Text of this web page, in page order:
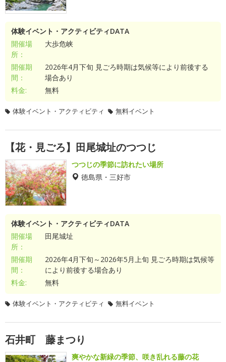
体験イベント・アクティビティDATA
開催場
所：
大歩危峡
開催期
間：
2026年4月下旬 見ごろ時期は気候等により前後する
場合あり
料金:
無料
体験イベント・アクティビティ 無料イベント
【花・見ごろ】田尾城址のつつじ
つつじの季節に訪れたい場所
徳島県・三好市
体験イベント・アクティビティDATA
開催場
所：
田尾城址
開催期
間：
2026年4月下旬～2026年5月上旬 見ごろ時期は気候等
により前後する場合あり
料金:
無料
体験イベント・アクティビティ 無料イベント
石井町 藤まつり
爽やかな新緑の季節、咲き乱れる藤の花